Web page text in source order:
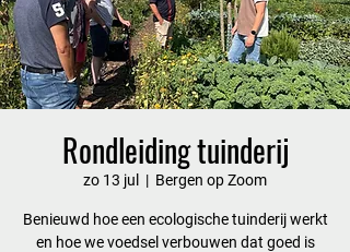
Rondleiding tuinderij
zo 13 jul
  |
Bergen op Zoom
Benieuwd hoe een ecologische tuinderij werkt
en hoe we voedsel verbouwen dat goed is